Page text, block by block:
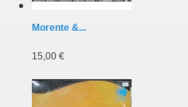
Morente &...
15,00 €